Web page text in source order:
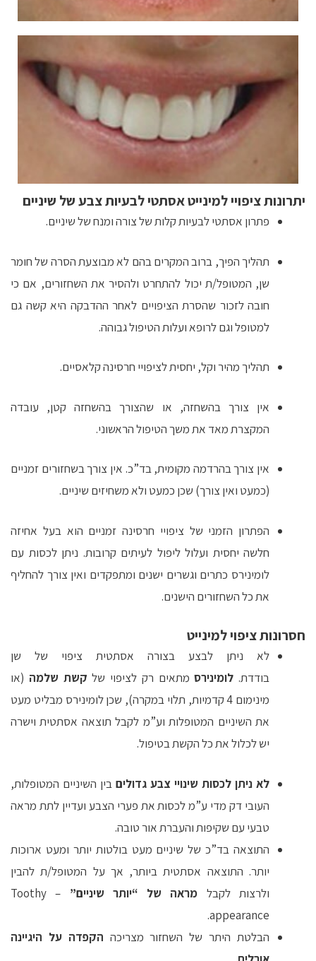
יתרונות ציפויי למינייט אסתטי לבעיות צבע של שיניים
פתרון אסתטי לבעיות קלות של צורה ומנח של שיניים.
תהליך הפיך, ברוב המקרים בהם לא מבוצעת הסרה של חומר
שן, המטופל/ת יכול להתחרט ולהסיר את השחזורים, אם כי
חובה לזכור שהסרת הציפויים לאחר ההדבקה היא קשה גם
למטופל וגם לרופא ועלות הטיפול גבוהה.
תהליך מהיר וקל, יחסית לציפויי חרסינה קלאסיים.
אין צורך בהשחזה, או שהצורך בהשחזה קטן, עובדה
המקצרת מאד את משך הטיפול הראשוני.
אין צורך בהרדמה מקומית, בד”כ. אין צורך בשחזורים זמניים
(כמעט ואין צורך) שכן כמעט ולא משחיזים שיניים.
הפתרון הזמני של ציפויי חרסינה זמניים הוא בעל אחיזה
חלשה יחסית ועלול ליפול לעיתים קרובות. ניתן לכסות עם
לומינירס כתרים וגשרים ישנים ומתפקדים ואין צורך להחליף
את כל השחזורים הישנים.
חסרונות ציפוי למינייט
לא ניתן לבצע בצורה אסתטית ציפוי של שן
בודדת. לומינירסמתאים רק לציפוי של קשת שלמה (או
מינימום 4 קדמיות, תלוי במקרה), שכן לומינירס מבליט מעט
את השיניים המטופלות וע”מ לקבל תוצאה אסתטית וישרה
יש לכלול את כל הקשת בטיפול.
לא ניתן לכסות שינויי צבע גדולים בין השיניים המטופלות,
העובי דק מדי ע”מ לכסות את פערי הצבע ועדיין לתת מראה
טבעי עם שקיפות והעברת אור טובה.
התוצאה בד”כ של שיניים מעט בולטות יותר ומעט ארוכות
יותר. התוצאה אסתטית ביותר, אך על המטופל/ת להבין
ולרצות לקבל מראה של “יותר שיניים”
– Toothy
appearance.
הבלטת היתר של השחזור מצריכה הקפדה על היגיינה